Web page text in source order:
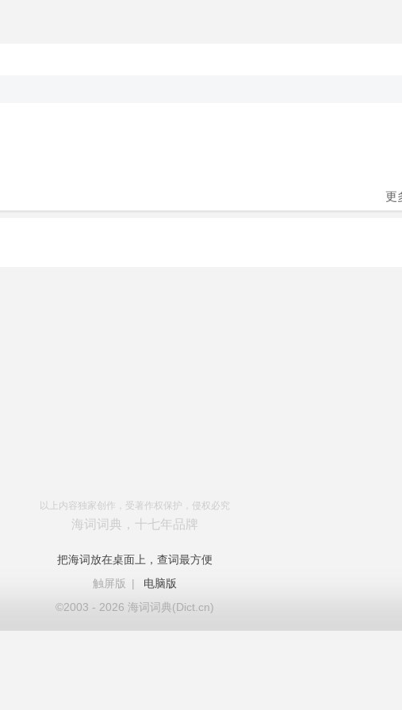
更
以上内容独家创作，受著作权保护，侵权必究
海词词典，十七年品牌
把海词放在桌面上，查词最方便
触屏版
|
电脑版
©2003 - 2026 海词词典(Dict.cn)